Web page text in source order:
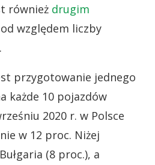
również drugim
względem liczby
przygotowanie jednego
każde 10 pojazdów
2020 r. w Polsce
w 12 proc. Niżej
(8 proc.), a